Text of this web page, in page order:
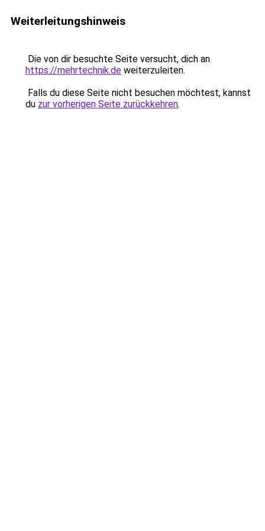
Weiterleitungshinweis
Die von dir besuchte Seite versucht, dich an
https://mehrtechnik.de weiterzuleiten.
Falls du diese Seite nicht besuchen möchtest, kannst
du zur vorherigen Seite zurückkehren.